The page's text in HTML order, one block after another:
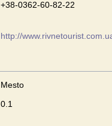
+38-0362-60-82-22
http://
Mesto
0.1